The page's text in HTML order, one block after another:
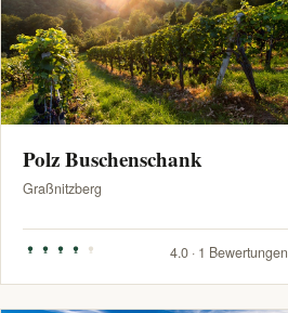
Polz Buschenschank
Graßnitzberg
4.0 · 1 Bewertungen